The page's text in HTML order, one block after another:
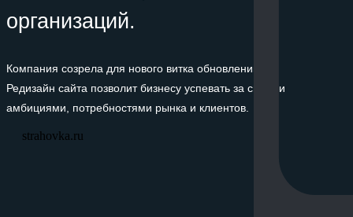
организаций.
Компания созрела для нового витка обновлений.
Редизайн сайта позволит бизнесу успевать за своими
амбициями, потребностями рынка и клиентов.
strahovka.ru